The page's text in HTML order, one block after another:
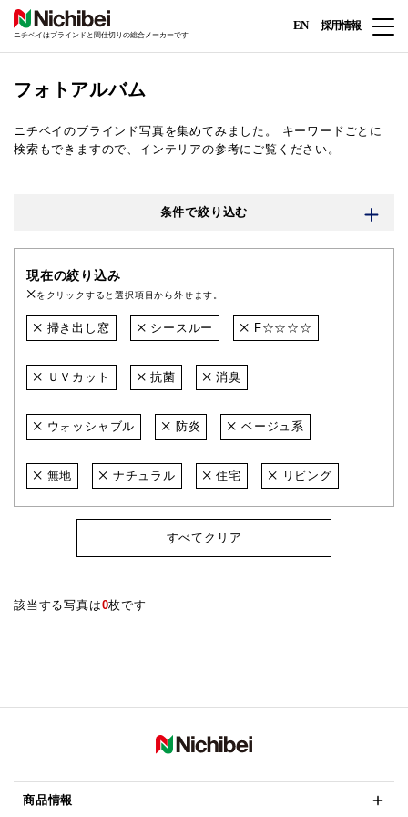
ニチベイはブラインドと間仕切りの総合メーカーです
EN 採用情報
フォトアルバム
ニチベイのブラインド写真を集めてみました。
キーワードごとに
検索もできますので、インテリアの参考にご覧ください。
条件で絞り込む
現在の絞り込み
をクリックすると選択項目から外せます。
掃き出し窓 シースルー F☆☆☆☆
ＵＶカット 抗菌 消臭
ウォッシャブル 防炎 ベージュ系
無地 ナチュラル 住宅 リビング
すべてクリア
該当する写真は0枚です
商品情報